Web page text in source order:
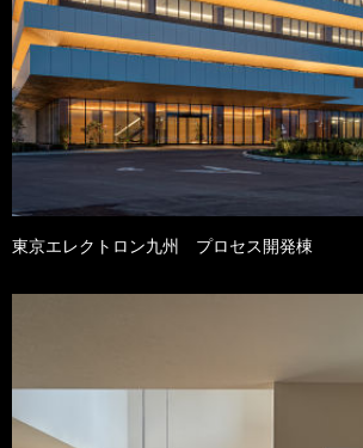
東京エレクトロン九州 プロセス開発棟